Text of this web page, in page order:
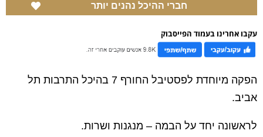
חברי ההיכל נהנים יותר
עקבו אחרינו בעמוד הפייסבוק
הפקה מיוחדת לפסטיבל החורף 7 בהיכל התרבות תל
אביב.
לראשונה יחד על הבמה – מנגנות ושרות.